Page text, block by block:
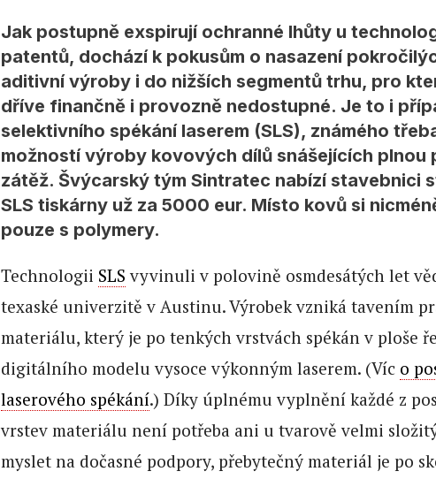
Jak postupně exspirují ochranné lhůty u
patentů, dochází k pokusům o nasazení
aditivní výroby i do nižších segmentů trhu, pro
dříve finančně i provozně nedostupné. Je to i
selektivního spékání laserem (SLS), známého
možností výroby kovových dílů snášejících plnou
zátěž. Švýcarský tým Sintratec nabízí stavebnici
SLS tiskárny už za 5000 eur. Místo kovů si
pouze s polymery.
Technologii SLS vyvinuli v polovině osmdesátých let
texaské univerzitě v Austinu. Výrobek vzniká tavením
materiálu, který je po tenkých vrstvách spékán v ploše
digitálního modelu vysoce výkonným laserem. (Víc o
laserového spékání.) Díky úplnému vyplnění každé z
vrstev materiálu není potřeba ani u tvarově velmi
myslet na dočasné podpory, přebytečný materiál je po